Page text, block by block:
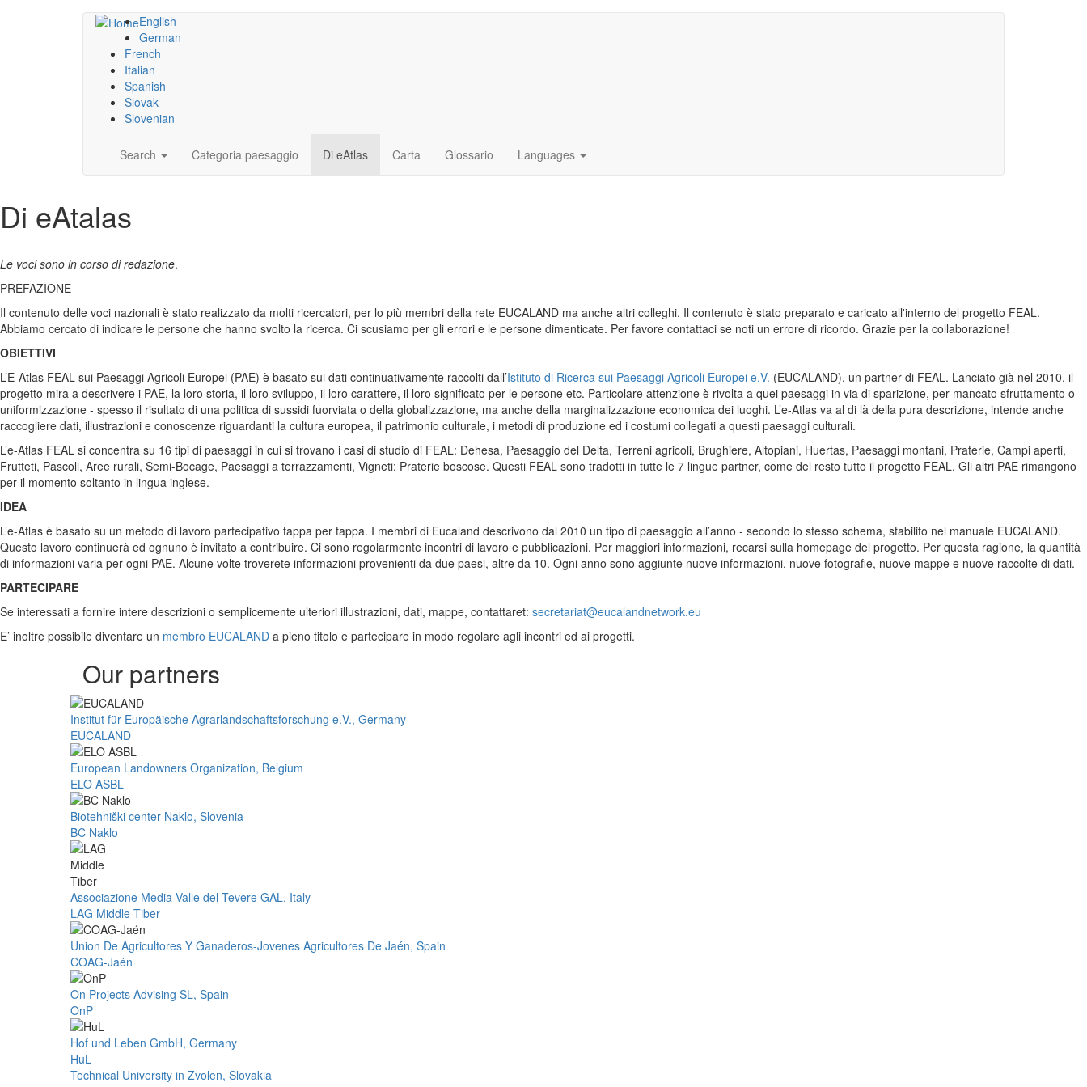
English
German
French
Italian
Spanish
Slovak
Slovenian
Main
navigation
Search Categoria paesaggio Di eAtlas Carta Glossario Languages
Di eAtalas
Le voci sono in corso di redazione.
PREFAZIONE
Il contenuto delle voci nazionali è stato realizzato da molti ricercatori, per lo più membri della rete EUCALAND ma anche altri colleghi. Il contenuto è stato preparato e caricato all'interno del progetto FEAL.
Abbiamo cercato di indicare le persone che hanno svolto la ricerca. Ci scusiamo per gli errori e le persone dimenticate. Per favore contattaci se noti un errore di ricordo. Grazie per la collaborazione!
OBIETTIVI
L’E-Atlas FEAL sui Paesaggi Agricoli Europei (PAE) è basato sui dati continuativamente raccolti dall’Istituto di Ricerca sui Paesaggi Agricoli Europei e.V. (EUCALAND), un partner di FEAL. Lanciato già nel 2010, il
progetto mira a descrivere i PAE, la loro storia, il loro sviluppo, il loro carattere, il loro significato per le persone etc. Particolare attenzione è rivolta a quei paesaggi in via di sparizione, per mancato sfruttamento o
uniformizzazione - spesso il risultato di una politica di sussidi fuorviata o della globalizzazione, ma anche della marginalizzazione economica dei luoghi. L’e-Atlas va al di là della pura descrizione, intende anche
raccogliere dati, illustrazioni e conoscenze riguardanti la cultura europea, il patrimonio culturale, i metodi di produzione ed i costumi collegati a questi paesaggi culturali.
L’e-Atlas FEAL si concentra su 16 tipi di paesaggi in cui si trovano i casi di studio di FEAL: Dehesa, Paesaggio del Delta, Terreni agricoli, Brughiere, Altopiani, Huertas, Paesaggi montani, Praterie, Campi aperti,
Frutteti, Pascoli, Aree rurali, Semi-Bocage, Paesaggi a terrazzamenti, Vigneti; Praterie boscose. Questi FEAL sono tradotti in tutte le 7 lingue partner, come del resto tutto il progetto FEAL. Gli altri PAE rimangono
per il momento soltanto in lingua inglese.
IDEA
L’e-Atlas è basato su un metodo di lavoro partecipativo tappa per tappa. I membri di Eucaland descrivono dal 2010 un tipo di paesaggio all’anno - secondo lo stesso schema, stabilito nel manuale EUCALAND.
Questo lavoro continuerà ed ognuno è invitato a contribuire. Ci sono regolarmente incontri di lavoro e pubblicazioni. Per maggiori informazioni, recarsi sulla homepage del progetto. Per questa ragione, la quantità
di informazioni varia per ogni PAE. Alcune volte troverete informazioni provenienti da due paesi, altre da 10. Ogni anno sono aggiunte nuove informazioni, nuove fotografie, nuove mappe e nuove raccolte di dati.
PARTECIPARE
Se interessati a fornire intere descrizioni o semplicemente ulteriori illustrazioni, dati, mappe, contattaret: secretariat@eucalandnetwork.eu
E’ inoltre possibile diventare un membro EUCALAND a pieno titolo e partecipare in modo regolare agli incontri ed ai progetti.
Our partners
Institut für Europäische Agrarlandschaftsforschung e.V., Germany
EUCALAND
European Landowners Organization, Belgium
ELO ASBL
Biotehniški center Naklo, Slovenia
BC Naklo
Associazione Media Valle del Tevere GAL, Italy
LAG Middle Tiber
Union De Agricultores Y Ganaderos-Jovenes Agricultores De Jaén, Spain
COAG-Jaén
On Projects Advising SL, Spain
OnP
Hof und Leben GmbH, Germany
HuL
Technical University in Zvolen, Slovakia